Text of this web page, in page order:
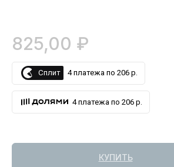
825,00 ₽
Сплит 4 платежа по 206 р.
4 платежа по 206 р.
КУПИТЬ